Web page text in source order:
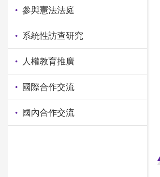
參與憲法法庭
系統性訪查研究
人權教育推廣
國際合作交流
國內合作交流